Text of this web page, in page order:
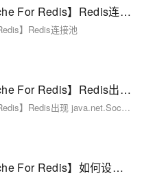
【Azure Redis 缓存 Azure Cache For Redis】Redis连接池
】Redis连接池
【Azure Redis 缓存 Azure Cache For Redis】Redis出现 java.net.SocketTimeoutException: Read timed out 异常
【Azure Redis 缓存 Azure Cache For Redis】Redis出现 java.net.SocketTimeoutException: Read timed out 异常
【Azure Redis 缓存 Azure Cache For Redis】如何设置让Azure Redis中的RDB文件暂留更久(如7天)